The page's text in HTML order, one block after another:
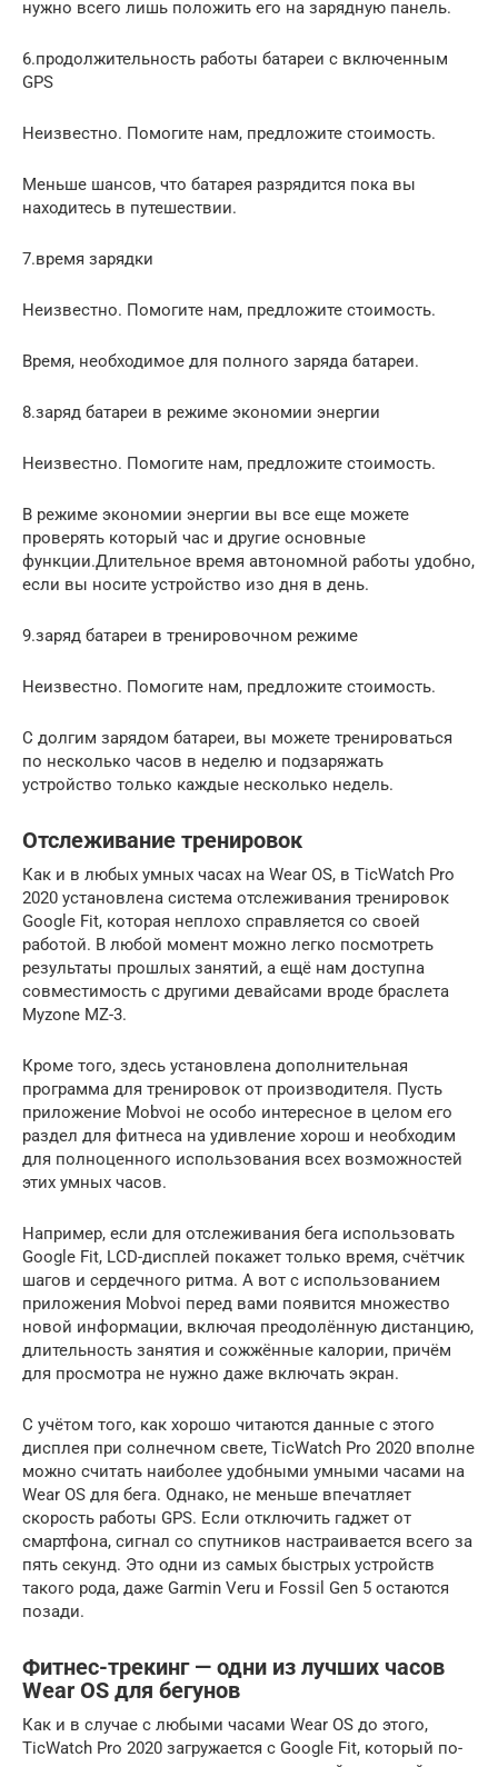
нужно всего лишь положить его на зарядную панель.
6.продолжительность работы батареи с включенным
GPS
Неизвестно. Помогите нам, предложите стоимость.
Меньше шансов, что батарея разрядится пока вы
находитесь в путешествии.
7.время зарядки
Неизвестно. Помогите нам, предложите стоимость.
Время, необходимое для полного заряда батареи.
8.заряд батареи в режиме экономии энергии
Неизвестно. Помогите нам, предложите стоимость.
В режиме экономии энергии вы все еще можете
проверять который час и другие основные
функции.Длительное время автономной работы удобно,
если вы носите устройство изо дня в день.
9.заряд батареи в тренировочном режиме
Неизвестно. Помогите нам, предложите стоимость.
С долгим зарядом батареи, вы можете тренироваться
по несколько часов в неделю и подзаряжать
устройство только каждые несколько недель.
Отслеживание тренировок
Как и в любых умных часах на Wear OS, в TicWatch Pro
2020 установлена система отслеживания тренировок
Google Fit, которая неплохо справляется со своей
работой. В любой момент можно легко посмотреть
результаты прошлых занятий, а ещё нам доступна
совместимость с другими девайсами вроде браслета
Myzone MZ-3.
Кроме того, здесь установлена дополнительная
программа для тренировок от производителя. Пусть
приложение Mobvoi не особо интересное в целом его
раздел для фитнеса на удивление хорош и необходим
для полноценного использования всех возможностей
этих умных часов.
Например, если для отслеживания бега использовать
Google Fit, LCD-дисплей покажет только время, счётчик
шагов и сердечного ритма. А вот с использованием
приложения Mobvoi перед вами появится множество
новой информации, включая преодолённую дистанцию,
длительность занятия и сожжённые калории, причём
для просмотра не нужно даже включать экран.
С учётом того, как хорошо читаются данные с этого
дисплея при солнечном свете, TicWatch Pro 2020 вполне
можно считать наиболее удобными умными часами на
Wear OS для бега. Однако, не меньше впечатляет
скорость работы GPS. Если отключить гаджет от
смартфона, сигнал со спутников настраивается всего за
пять секунд. Это одни из самых быстрых устройств
такого рода, даже Garmin Veru и Fossil Gen 5 остаются
позади.
Фитнес-трекинг — одни из лучших часов
Wear OS для бегунов
Как и в случае с любыми часами Wear OS до этого,
TicWatch Pro 2020 загружается с Google Fit, который по-